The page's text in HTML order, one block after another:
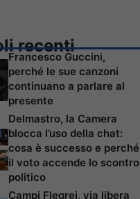
recenti
Francesco Guccini,
perché le sue canzoni
continuano a parlare al
presente
Delmastro, la Camera
blocca l’uso della chat:
cosa è successo e perché
il voto accende lo scontro
politico
Campi Flegrei, via libera